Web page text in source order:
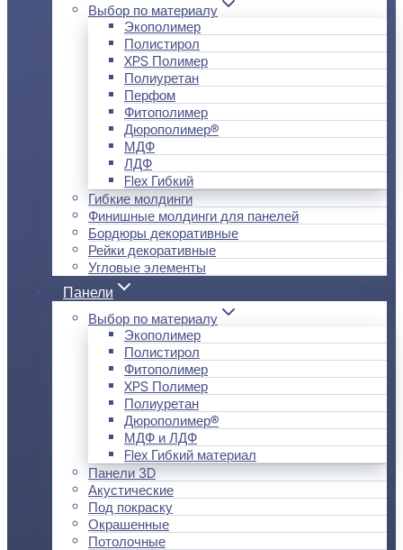
Выбор по материалу
Экополимер
Полистирол
XPS Полимер
Полиуретан
Перфом
Фитополимер
Дюрополимер®
МДФ
ЛДФ
Flex Гибкий
Гибкие молдинги
Финишные молдинги для панелей
Бордюры декоративные
Рейки декоративные
Угловые элементы
Панели
Выбор по материалу
Экополимер
Полистирол
Фитополимер
XPS Полимер
Полиуретан
Дюрополимер®
МДФ и ЛДФ
Flex Гибкий материал
Панели 3D
Акустические
Под покраску
Окрашенные
Потолочные